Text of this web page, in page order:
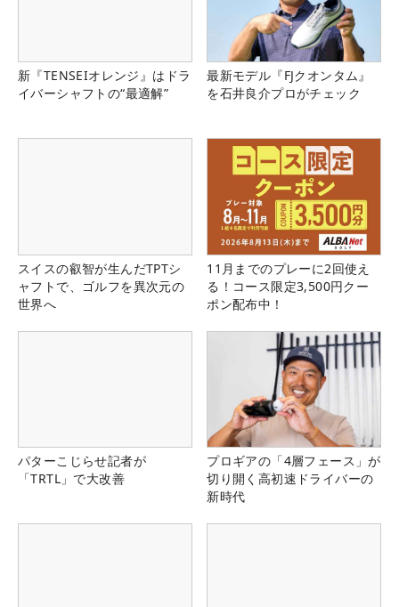
新『TENSEIオレンジ』はドラ
イバーシャフトの“最適解”
最新モデル『FJクオンタム』
を石井良介プロがチェック
スイスの叡智が生んだTPTシ
ャフトで、ゴルフを異次元の
世界へ
11月までのプレーに2回使え
る！コース限定3,500円クー
ポン配布中！
パターこじらせ記者が
「TRTL」で大改善
プロギアの「4層フェース」が
切り開く高初速ドライバーの
新時代